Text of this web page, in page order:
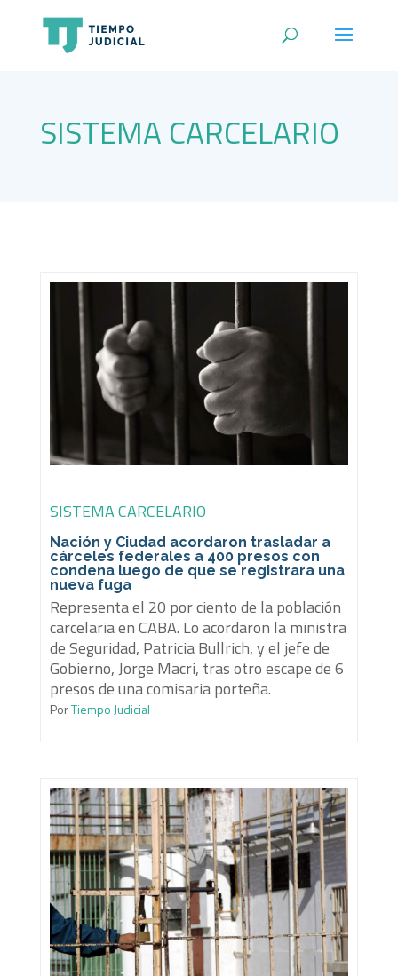
SISTEMA CARCELARIO
SISTEMA CARCELARIO
Nación y Ciudad acordaron trasladar a
cárceles federales a 400 presos con
condena luego de que se registrara una
nueva fuga
Representa el 20 por ciento de la población
carcelaria en CABA. Lo acordaron la ministra
de Seguridad, Patricia Bullrich, y el jefe de
Gobierno, Jorge Macri, tras otro escape de 6
presos de una comisaria porteña.
PorTiempo Judicial